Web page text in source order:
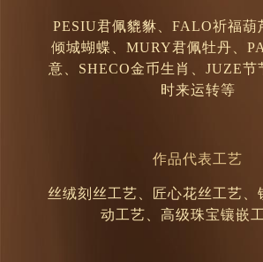
PESIU君佩貔貅、FALO祈福葫
倾城蝴蝶、MURY君佩牡丹、
意、SHECO金币生肖、JUZE节
时来运转等
作品代表工艺
丝绒刻丝工艺、匠心花丝工艺、
动工艺、高级珠宝镶嵌